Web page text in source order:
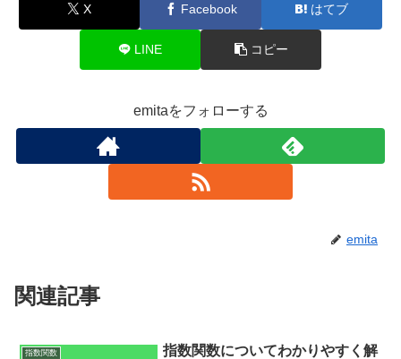
X Facebook はてブ
LINE コピー
emitaをフォローする
emita
関連記事
指数関数
指数関数についてわかりやすく解